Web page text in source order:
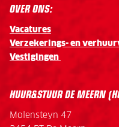
OVER ONS:
Vacatures
Verzekerings- en
Vestigingen
HUUR&STUUR DE MEERN
Molensteyn 47